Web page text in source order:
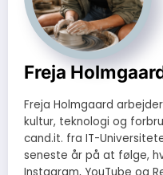
Freja
Freja Holmgaard
kultur, teknologi og
cand.it. fra IT-
seneste år på at følge,